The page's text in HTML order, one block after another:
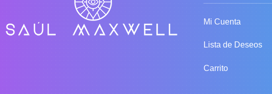
Mi Cuenta
Lista de Deseos
Carrito